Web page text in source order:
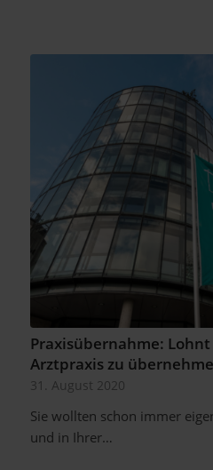
Praxisübernahme: Lohnt
Arztpraxis zu
31. August 2020
Sie wollten schon immer
und in Ihrer…